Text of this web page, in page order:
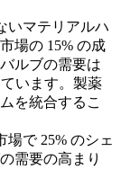
いマテリアルハ
場の 15% の成
ルブの需要は
います。製薬
を統合するこ
で 25% のシェ
需要の高まり